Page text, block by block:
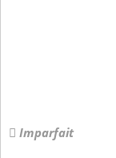
Imparfait